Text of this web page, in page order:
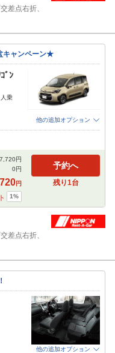
差点右折、
キャンペーン★
ﾞﾝ
乗
他の追加オプション
円
0円
円
1%
予約へ
残り1台
差点右折、
他の追加オプション